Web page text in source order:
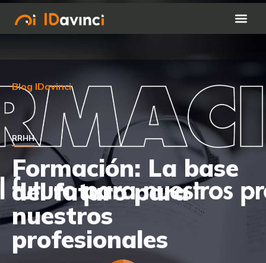
Blog IDavinci
RRHH
Formación: La base
del futuro para
nuestros
profesionales